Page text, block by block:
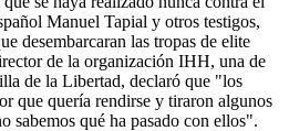
Manuel Tapial y otros testigos,
desembarcaran las tropas de elite
de la organización IHH, una de
de la Libertad, declaró que "los
que quería rendirse y tiraron algunos
sabemos qué ha pasado con ellos".